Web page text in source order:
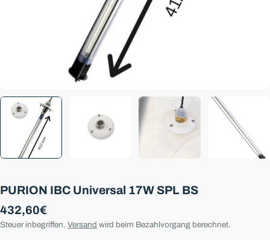
PURION IBC Universal 17W SPL BS
Regulärer
Preis
432,60€
Steuer inbegriffen. Versand wird beim Bezahlvorgang berechnet.